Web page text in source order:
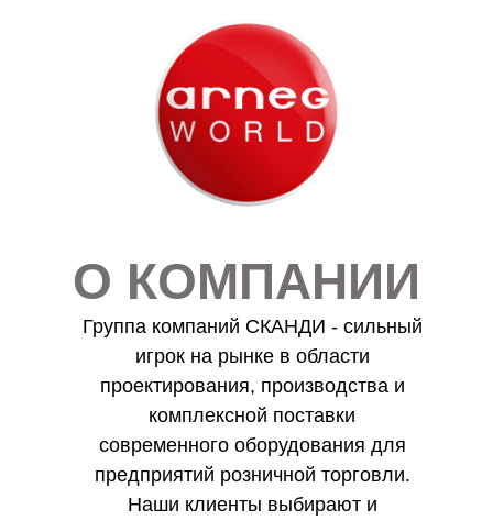
О КОМПАНИИ
Группа компаний СКАНДИ - сильный
игрок на рынке в области
проектирования, производства и
комплексной поставки
современного оборудования для
предприятий розничной торговли.
Наши клиенты выбирают и